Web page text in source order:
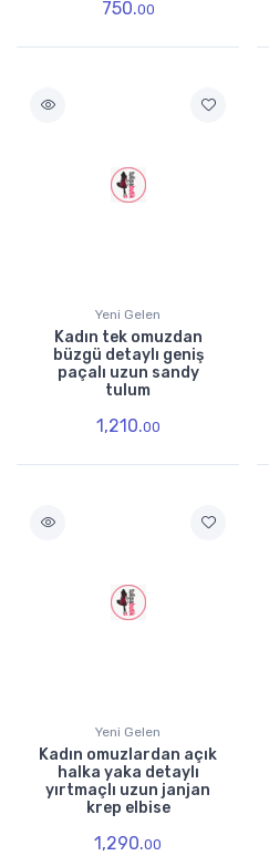
750.00
Yeni Gelen
Kadın tek omuzdan
büzgü detaylı geniş
paçalı uzun sandy
tulum
1,210.00
Yeni Gelen
Kadın omuzlardan açık
halka yaka detaylı
yırtmaçlı uzun janjan
krep elbise
1,290.00